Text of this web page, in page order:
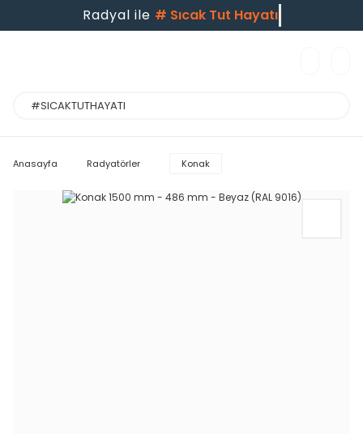
Radyal ile # Sıcak Tut Hayatı
Anasayfa Radyatörler Konak